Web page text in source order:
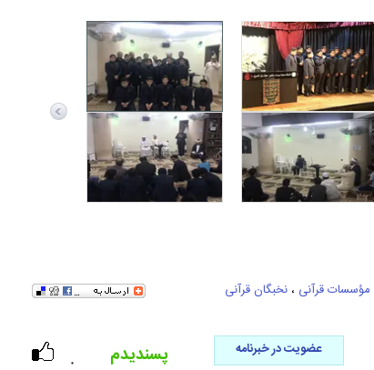
مؤسسات قرآنی ، نخبگان قرآنی
عضویت در خبرنامه
۰ پسندیدم